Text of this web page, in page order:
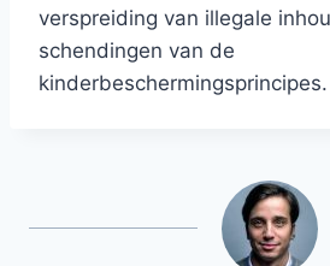
verspreiding van illegale
schendingen van de
kinderbeschermingsprincipes.